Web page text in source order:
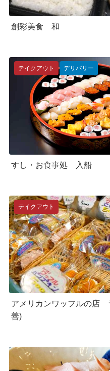
創彩美食 和
テイクアウト デリバリー
すし・お食事処 入船
テイクアウト
アメリカンワッフルの店
善)